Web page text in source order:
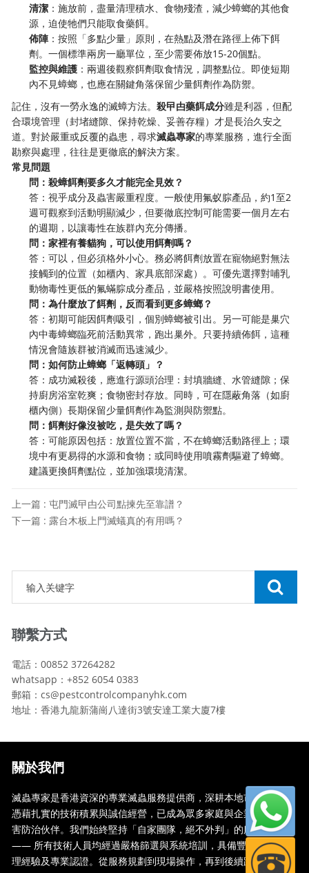
清潔 ：施放前，盡量清理積水、食物殘渣，減少蟑螂的其他食
源，迫使牠們只能取食藥餌。
佈陣：按照「多點少量」原則，在熱點及潛在路徑上佈下餌
劑。一個標準兩房一廳單位，至少需要佈放15-20個點。
監控與維護 ：兩週後觀察餌劑取食情況，調整點位。即使短期
內不見蟑螂，也應在關鍵角落保留少量餌劑作為防禦。
記住，沒有一勞永逸的滅蟑方法。殺曱甴藥餌成分雖是利器，但配
合環境管理（封堵縫隙、保持乾燥、妥善存糧）才是長治久安之
道。對於嚴重或反覆的蟲患，尋求滅蟲專家的專業服務，進行全面
勘察與處理，往往是更徹底的解決方案。
常見問題
問：殺蟑餌劑要多久才能完全見效？
答：視乎成分及蟲害嚴重程度。一般使用氟蚁腙產品，約1至2
週可觀察到活動明顯減少，但要徹底控制可能需要一個月左右
的週期，以讓毒性在族群內充分傳播。
問：家裡有養貓狗，可以使用餌劑嗎？
答：可以，但必須格外小心。務必將餌劑放置在寵物絕對無法
接觸到的位置（如櫃內、家具底部深處）。可優先選擇對哺乳
動物毒性更低的氟蟎腙成分產品，並嚴格按照說明書使用。
問：為什麼放了餌劑，反而看到更多蟑螂？
答：初期可能因餌劑吸引，個別蟑螂被引出。另一可能是巢穴
內中毒蟑螂臨死前活動異常，跑出巢外。只要持續佈餌，這種
情況會隨族群被消滅而迅速減少。
問：如何防止蟑螂「返轉頭」？
答：成功滅殺後，應進行源頭治理：封填牆縫、水管縫隙；保
持廚房浴室乾爽；食物密封存放。同時，可在隱蔽角落（如廚
櫃內側）長期保留少量餌劑作為監測與防禦點。
問：餌劑好像沒被吃，是失效了嗎？
答：可能原因包括：放置位置不當，不在蟑螂活動路徑上；環
境中有更易得的水源和食物；或同時使用噴霧劑驅避了蟑螂。
建議更換餌劑點位，並加強環境清潔。
上一篇 : 屯門滅曱甴公司點揀先至靠譜？
下一篇 : 露台木板上門滅蟻真的有用嗎？
聯繫方式
電話：00852 37264282
whatsapp：+852 6054 0383
郵箱：cs@pestcontrolcompanyhk.com
地址：香港九龍新蒲崗八達街3號安達工業大廈7樓
關於我們
滅蟲專家是香港資深的專業滅蟲服務提供商，深耕本地市場多年，
憑藉扎實的技術積累與誠信經營，已成為眾多家庭與企業信賴的蟲
害防治伙伴。我們始終堅持「自家團隊，絕不外判」的服務承諾
—— 所有技術人員均經過嚴格篩選與系統培訓，具備豐富的現場處
理經驗及專業認證。從服務規劃到現場操作，再到後續跟蹤，全...